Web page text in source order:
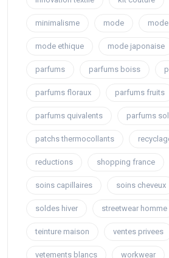
minimalisme mode
mode ethique mode japonaise
parfums parfums boiss
parfums floraux parfums fruits
parfums quivalents parfums
patchs thermocollants
reductions shopping france
soins capillaires soins cheveux
soldes hiver streetwear homme
teinture maison ventes privees
vetements blancs workwear